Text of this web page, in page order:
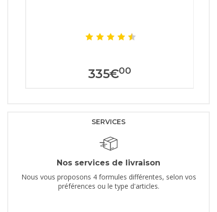
335€00
SERVICES
Nos services de livraison
Nous vous proposons 4 formules différentes, selon vos
préférences ou le type d'articles.